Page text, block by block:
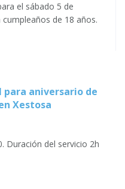
el sábado 5 de
de 18 años.
aniversario de
Xestosa
Duración del servicio 2h